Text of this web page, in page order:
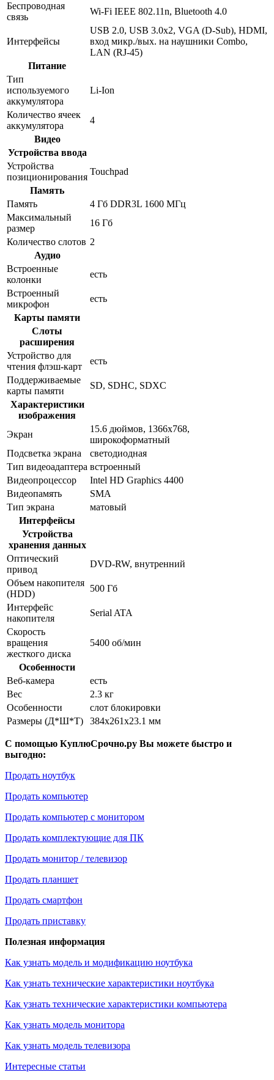
Беспроводная
связь
Wi-Fi IEEE 802.11n, Bluetooth 4.0
Интерфейсы
USB 2.0, USB 3.0x2, VGA (D-Sub), HDMI,
вход микр./вых. на наушники Combo,
LAN (RJ-45)
Питание
Тип
используемого
аккумулятора
Li-Ion
Количество ячеек
аккумулятора
4
Видео
Устройства ввода
Устройства
позиционирования
Touchpad
Память
Память
4 Гб DDR3L 1600 МГц
Максимальный
размер
16 Гб
Количество слотов 2
Аудио
Встроенные
колонки
есть
Встроенный
микрофон
есть
Карты памяти
Слоты
расширения
Устройство для
чтения флэш-карт
есть
Поддерживаемые
карты памяти
SD, SDHC, SDXC
Характеристики
изображения
Экран
15.6 дюймов, 1366x768,
широкоформатный
Подсветка экрана
светодиодная
Тип видеоадаптера встроенный
Видеопроцессор
Intel HD Graphics 4400
Видеопамять
SMA
Тип экрана
матовый
Интерфейсы
Устройства
хранения данных
Оптический
привод
DVD-RW, внутренний
Объем накопителя
(HDD)
500 Гб
Интерфейс
накопителя
Serial ATA
Скорость
вращения
жесткого диска
5400 об/мин
Особенности
Веб-камера
есть
Вес
2.3 кг
Особенности
слот блокировки
Размеры (Д*Ш*Т)
384x261x23.1 мм
С помощью КуплюСрочно.ру Вы можете быстро и
выгодно:
Продать ноутбук
Продать компьютер
Продать компьютер с монитором
Продать комплектующие для ПК
Продать монитор / телевизор
Продать планшет
Продать смартфон
Продать приставку
Полезная информация
Как узнать модель и модификацию ноутбука
Как узнать технические характеристики ноутбука
Как узнать технические характеристики компьютера
Как узнать модель монитора
Как узнать модель телевизора
Интересные статьи